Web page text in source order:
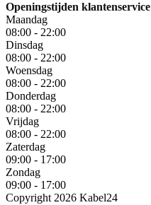
Openingstijden klantenservice
Maandag
08:00 - 22:00
Dinsdag
08:00 - 22:00
Woensdag
08:00 - 22:00
Donderdag
08:00 - 22:00
Vrijdag
08:00 - 22:00
Zaterdag
09:00 - 17:00
Zondag
09:00 - 17:00
Copyright 2026 Kabel24